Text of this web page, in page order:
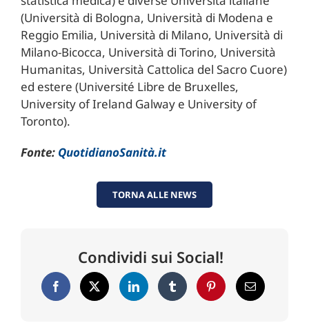
(Università di Bologna, Università di Modena e
Reggio Emilia, Università di Milano, Università di
Milano-Bicocca, Università di Torino, Università
Humanitas, Università Cattolica del Sacro Cuore)
ed estere (Université Libre de Bruxelles,
University of Ireland Galway e University of
Toronto).
Fonte: QuotidianoSanità.it
TORNA ALLE NEWS
Condividi sui Social!